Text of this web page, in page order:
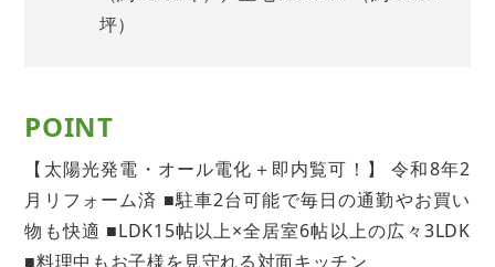
坪）
POINT
【太陽光発電・オール電化＋即内覧可！】 令和8年2
月リフォーム済 ■駐車2台可能で毎日の通勤やお買い
物も快適 ■LDK15帖以上×全居室6帖以上の広々3LDK
■料理中もお子様を見守れる対面キッチン